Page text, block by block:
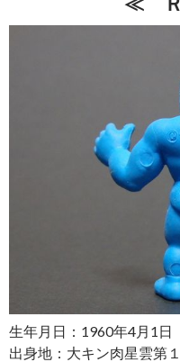
生年月日：1960年4月1日
出身地：大キン肉星雲第